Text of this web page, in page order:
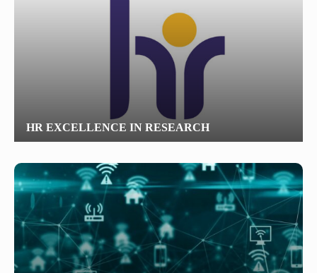
HR EXCELLENCE IN RESEARCH